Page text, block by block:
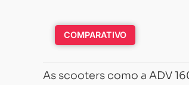
COMPARATIVO
As scooters como a ADV